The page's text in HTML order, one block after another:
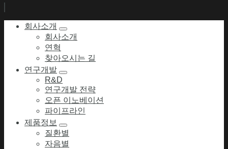
회사소개
회사소개
연혁
찾아오시는 길
연구개발
R&D
연구개발 전략
오픈 이노베이션
파이프라인
제품정보
질환별
자음별